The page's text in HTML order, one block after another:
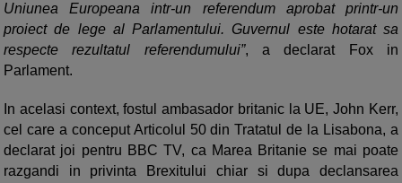
Uniunea Europeana intr-un referendum aprobat printr-un
proiect de lege al Parlamentului. Guvernul este hotarat sa
respecte rezultatul referendumului”, a declarat Fox in
Parlament.
In acelasi context, fostul ambasador britanic la UE, John Kerr,
cel care a conceput Articolul 50 din Tratatul de la Lisabona, a
declarat joi pentru BBC TV, ca Marea Britanie se mai poate
razgandi in privinta Brexitului chiar si dupa declansarea